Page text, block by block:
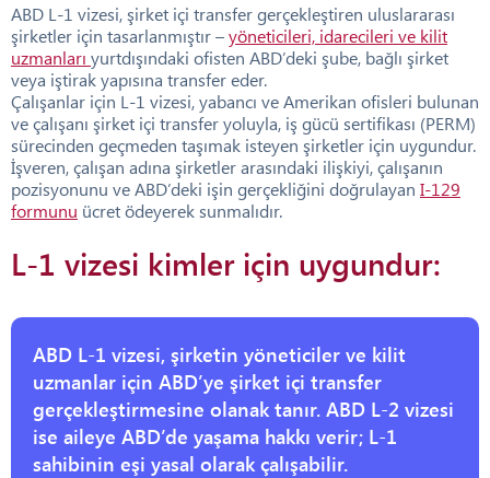
ABD L-1 vizesi, şirket içi transfer gerçekleştiren uluslararası
şirketler için tasarlanmıştır –yöneticileri, idarecileri ve kilit
uzmanları yurtdışındaki ofisten ABD’deki şube, bağlı şirket
veya iştirak yapısına transfer eder.
Çalışanlar için L-1 vizesi, yabancı ve Amerikan ofisleri bulunan
ve çalışanı şirket içi transfer yoluyla, iş gücü sertifikası (PERM)
sürecinden geçmeden taşımak isteyen şirketler için uygundur.
İşveren, çalışan adına şirketler arasındaki ilişkiyi, çalışanın
pozisyonunu ve ABD’deki işin gerçekliğini doğrulayan I-129
formunu ücret ödeyerek sunmalıdır.
L-1 vizesi kimler için uygundur:
ABD L-1 vizesi, şirketin yöneticiler ve kilit
uzmanlar için ABD’ye şirket içi transfer
gerçekleştirmesine olanak tanır. ABD L-2 vizesi
ise aileye ABD’de yaşama hakkı verir; L-1
sahibinin eşi yasal olarak çalışabilir.